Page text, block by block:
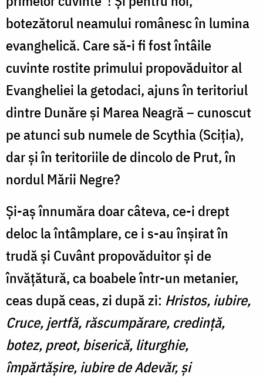
botezătorul neamului românesc în lumina
evanghelică. Care să-i fi fost întâile
cuvinte rostite primului propovăduitor al
Evangheliei la getodaci, ajuns în teritoriul
dintre Dunăre și Marea Neagră – cunoscut
pe atunci sub numele de Scythia (Sciţia),
dar și în teritoriile de dincolo de Prut, în
nordul Mării Negre?
Și-aș înnumăra doar câteva, ce-i drept
deloc la întâmplare, ce i s-au înșirat în
trudă și Cuvânt propovăduitor și de
învățătură, ca boabele într-un metanier,
ceas după ceas, zi după zi: Hristos, iubire,
Cruce, jertfă, răscumpărare, credință,
botez, preot, biserică, liturghie,
împărtășire, iubire de Adevăr, și